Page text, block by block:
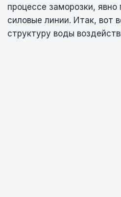
процессе заморозки,
силовые линии. Итак, вот
структуру воды